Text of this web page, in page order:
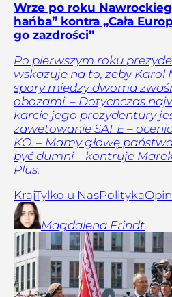
Wrze po roku
hańba” kontra „Cała
go zazdrości”
Po pierwszym roku
wskazuje na to, żeby Karol
spory między dwoma
obozami. – Dotychczas
karcie jego prezydentury
zawetowanie SAFE –
KO. – Mamy głowę
być dumni – kontruje
Plus.
KrajTylko u NasPolityka
Magdalena Frindt